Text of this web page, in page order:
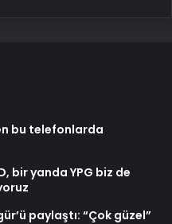
bu telefonlarda
bir yanda YPG biz de
paylaştı: “Çok güzel”